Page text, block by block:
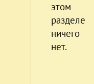
этом
разделе
ничего
нет.